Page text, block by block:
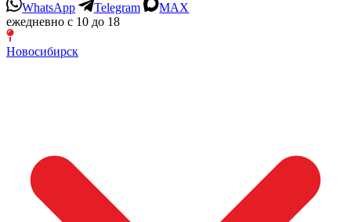
WhatsApp
Telegram
MAX
ежедневно с 10 до 18
Новосибирск